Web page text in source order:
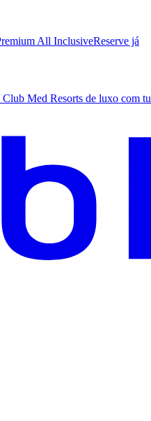
All InclusiveReserve já
Club Med Resorts de luxo com